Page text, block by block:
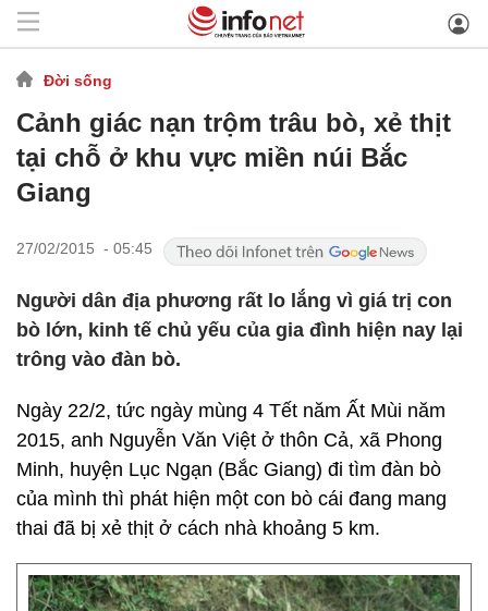
Đời sống
Cảnh giác nạn trộm trâu bò, xẻ thịt
tại chỗ ở khu vực miền núi Bắc
Giang
27/02/2015 - 05:45
Người dân địa phương rất lo lắng vì giá trị con
bò lớn, kinh tế chủ yếu của gia đình hiện nay lại
trông vào đàn bò.
Ngày 22/2, tức ngày mùng 4 Tết năm Ất Mùi năm
2015, anh Nguyễn Văn Việt ở thôn Cả, xã Phong
Minh, huyện Lục Ngạn (Bắc Giang) đi tìm đàn bò
của mình thì phát hiện một con bò cái đang mang
thai đã bị xẻ thịt ở cách nhà khoảng 5 km.